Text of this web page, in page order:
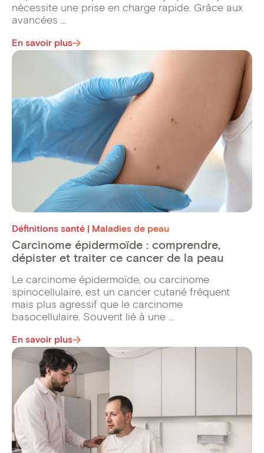
nécessite une prise en charge rapide. Grâce aux
avancées ...
En savoir plus
Définitions santé | Maladies de peau
Carcinome épidermoïde : comprendre,
dépister et traiter ce cancer de la peau
Le carcinome épidermoïde, ou carcinome
spinocellulaire, est un cancer cutané fréquent
mais plus agressif que le carcinome
basocellulaire. Souvent lié à une ...
En savoir plus